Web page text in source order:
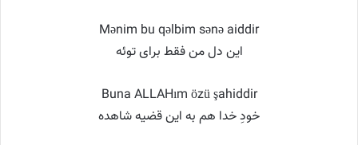
Mənim bu qəlbim sənə aiddir
این دل من فقط برای توئه
Buna ALLAHım özü şahiddir
خودِ خدا هم به این قضیه شاهده